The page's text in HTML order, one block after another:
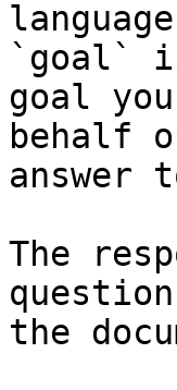
`goal`
goal
behalf
answer
The
the